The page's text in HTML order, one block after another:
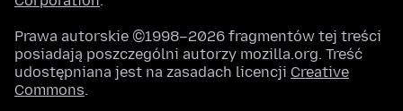
Prawa autorskie ©1998–2026 fragmentów tej treści
posiadają poszczególni autorzy mozilla.org. Treść
udostępniana jest na zasadach licencji Creative
Commons.